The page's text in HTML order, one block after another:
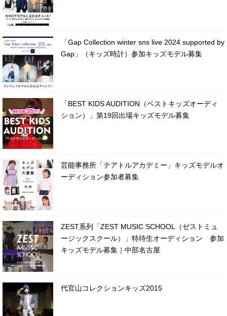
「Gap Collection winter sns live 2024 supported by
Gap」（キッズ時計）参加キッズモデル募集
「BEST KIDS AUDITION（ベストキッズオーディ
ション）」第19回出場キッズモデル募集
芸能事務所「テアトルアカデミー」キッズモデルオ
ーディション参加者募集
ZEST系列「ZEST MUSIC SCHOOL（ゼストミュ
ージックスクール）」特待生オーディション 参加
キッズモデル募集｜中部名古屋
代官山コレクションキッズ2015